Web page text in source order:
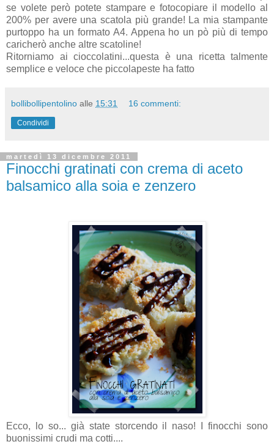
se volete però potete stampare e fotocopiare il modello al
200% per avere una scatola più grande! La mia stampante
purtoppo ha un formato A4. Appena ho un pò più di tempo
caricherò anche altre scatoline!
Ritorniamo ai cioccolatini...questa è una ricetta talmente
semplice e veloce che piccolapeste ha fatto
bollibollipentolino alle 15:31 16 commenti:
Condividi
martedì 13 dicembre 2011
Finocchi gratinati con crema di aceto
balsamico alla soia e zenzero
Ecco, lo so... già state storcendo il naso! I finocchi sono
buonissimi crudi ma cotti....